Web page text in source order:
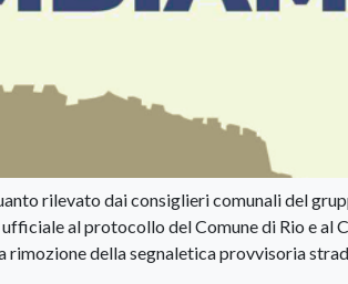
rilevato dai consiglieri comunali del
al protocollo del Comune di Rio e al
rimozione della segnaletica provvisoria